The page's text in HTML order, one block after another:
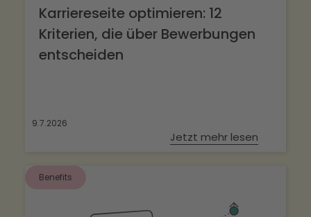
Karriereseite optimieren: 12
Kriterien, die über Bewerbungen
entscheiden
9.7.2026
Jetzt mehr lesen
Benefits